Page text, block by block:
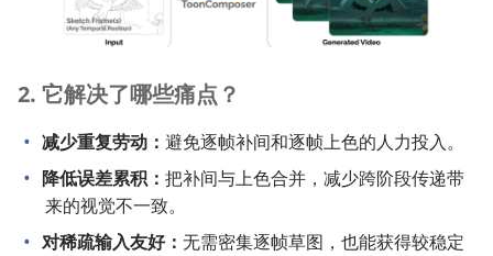
2. 它解决了哪些痛点？
减少重复劳动： 避免逐帧补间和逐帧上色的人力投入。
降低误差累积： 把补间与上色合并，减少跨阶段传递带
来的视觉不一致。
对稀疏输入友好： 无需密集逐帧草图，也能获得较稳定